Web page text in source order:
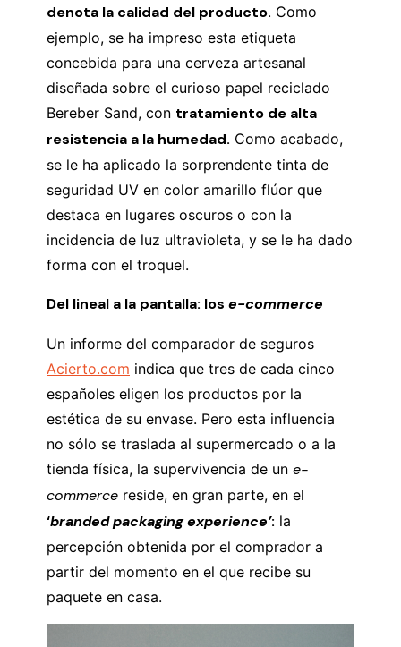
denota la calidad del producto. Como
ejemplo, se ha impreso esta etiqueta
concebida para una cerveza artesanal
diseñada sobre el curioso papel reciclado
Bereber Sand, con tratamiento de alta
resistencia a la humedad. Como acabado,
se le ha aplicado la sorprendente tinta de
seguridad UV en color amarillo flúor que
destaca en lugares oscuros o con la
incidencia de luz ultravioleta, y se le ha dado
forma con el troquel.
Del lineal a la pantalla: los e-commerce
Un informe del comparador de seguros
Acierto.com indica que tres de cada cinco
españoles eligen los productos por la
estética de su envase. Pero esta influencia
no sólo se traslada al supermercado o a la
tienda física, la supervivencia de un e-
commerce reside, en gran parte, en el
‘branded packaging experience’: la
percepción obtenida por el comprador a
partir del momento en el que recibe su
paquete en casa.